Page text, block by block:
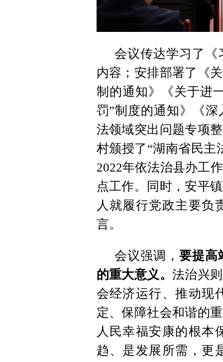
会议传达学习了《
内容；安排部署了《
制的通知》《关于进
罚”制度的通知》《
法领域突出问题专项
村颁授了“湖南省民主
2022年依法治县办工
点工作。同时，安平
人就履行党政主要负
言。
会议强调， 要提高
的重大意义。 法治兴
会经济运行、推动现
定、保障社会和谐的
人民幸福安康的根本
趋、是发展所需，更